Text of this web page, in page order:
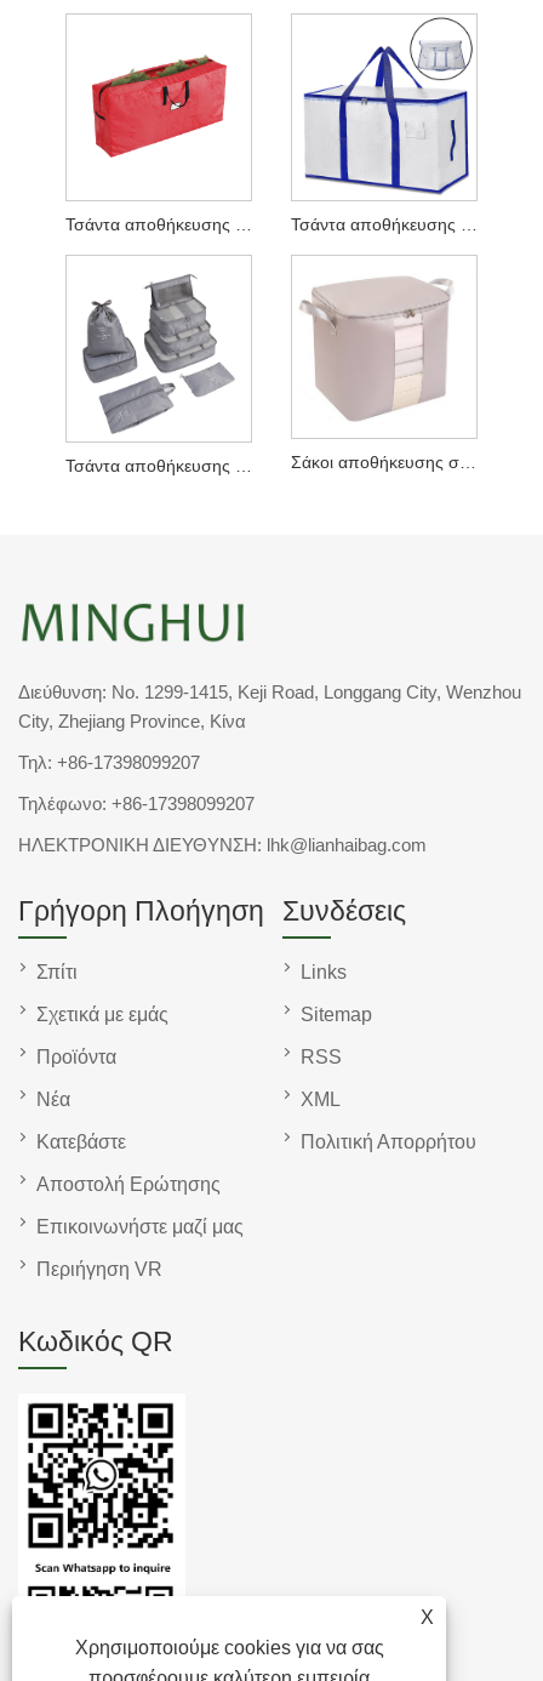
Τσάντα αποθήκευσης Χριστουγεννιάτικου Δέντρου PP Τσάντα αποθήκευσης παπλωμάτων
Σάκοι αποθήκευσης συμπίεσης βαρέως τύπου
X
Χρησιμοποιούμε cookies για να σας
Διεύθυνση: No. 1299-1415, Keji Road, Longgang City, Wenzhou
City, Zhejiang Province, Κίνα
Τηλ: +86-17398099207
Τηλέφωνο: +86-17398099207
ΗΛΕΚΤΡΟΝΙΚΗ ΔΙΕΥΘΥΝΣΗ: lhk@lianhaibag.com
Γρήγορη Πλοήγηση
Σπίτι
Σχετικά με εμάς
Προϊόντα
Νέα
Κατεβάστε
Αποστολή Ερώτησης
Επικοινωνήστε μαζί μας
Περιήγηση VR
Συνδέσεις
Links
Sitemap
RSS
XML
Πολιτική Απορρήτου
Κωδικός QR